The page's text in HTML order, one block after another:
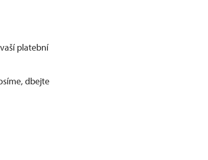
platební
dbejte